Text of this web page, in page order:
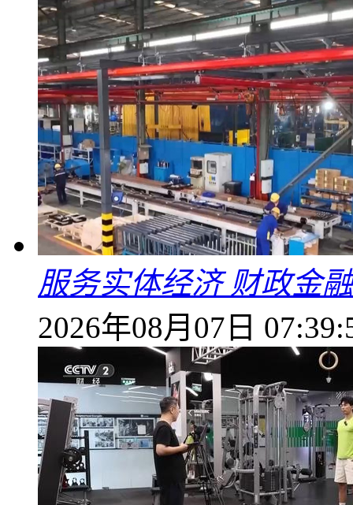
服务实体经济 财政金
2026年08月07日